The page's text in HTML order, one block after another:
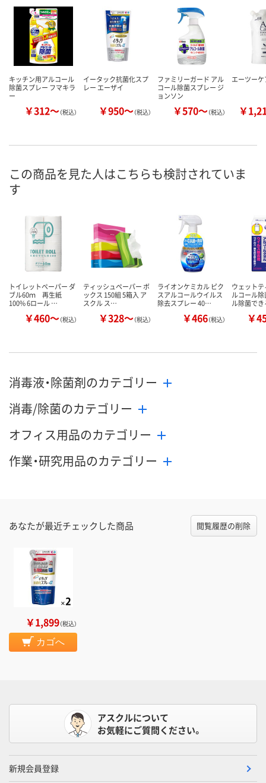
キッチン用アルコール
除菌スプレー フマキラ
ー
￥312～（税込）
イータック抗菌化スプ
レー エーザイ
￥950～（税込）
ファミリーガード アル
コール除菌スプレー ジ
ョンソン
￥570～（税込）
エーツーケ
￥
この商品を見た人はこちらも検討されていま
す
トイレットペーパー ダ
ブル60ｍ 再生紙
100% 6ロール …
￥460～（税込）
ティッシュペーパー ボ
ックス 150組 5箱入 ア
スクル ス…
￥328～（税込）
ライオンケミカル ピク
スアルコールウイルス
除去スプレー 40…
￥466（税込）
ウェット
ルコール
ル除菌で
￥
消毒液・除菌剤のカテゴリー
消毒/除菌のカテゴリー
オフィス用品のカテゴリー
作業・研究用品のカテゴリー
あなたが最近チェックした商品 閲覧履歴の削除
￥1,899（税込）
カゴへ
アスクルについて
お気軽にご質問ください。
新規会員登録